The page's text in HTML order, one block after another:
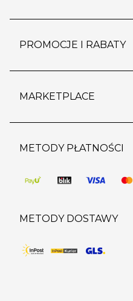
polityka prywatności
kontakt
dostawy i płatność
wypis z subskrypcji
regulamin sklepu
pozostałe regulaminy
PROMOCJE I RABATY
outlet
regulaminy promocji
MARKETPLACE
strefa marek
pomoc dla sprzedawców
METODY PŁATNOŚCI
METODY DOSTAWY